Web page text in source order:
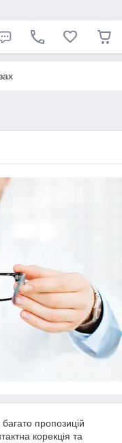
пропозицій
корекція та